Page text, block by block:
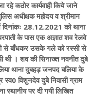
रहे कठोर कार्यवाही किये जाने
अधीक्षक महोदय व श्रीमान
में दिनांकः 28.12.2021 को थाना
के पास एक अज्ञात शव रेलवे
से बाँधकर उसके गले को रस्सी से
। शव की सिनाख्त नवनीत दुबे
थाना दुबहड़ जनपद बलिया के
विशुनदेव दुबे निवासी ग्राम
स्थानीय पर दी गयी लिखित